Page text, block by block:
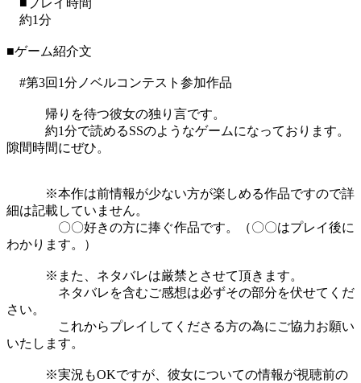
■プレイ時間
約1分
■ゲーム紹介文
#第3回1分ノベルコンテスト参加作品
帰りを待つ彼女の独り言です。
約1分で読めるSSのようなゲームになっております。
隙間時間にぜひ。
※本作は前情報が少ない方が楽しめる作品ですので詳
細は記載していません。
〇〇好きの方に捧ぐ作品です。（〇〇はプレイ後に
わかります。）
※また、ネタバレは厳禁とさせて頂きます。
ネタバレを含むご感想は必ずその部分を伏せてくだ
さい。
これからプレイしてくださる方の為にご協力お願い
いたします。
※実況もOKですが、彼女についての情報が視聴前の